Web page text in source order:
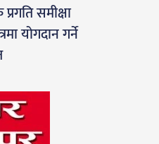
समीक्षा
योगदान गर्ने